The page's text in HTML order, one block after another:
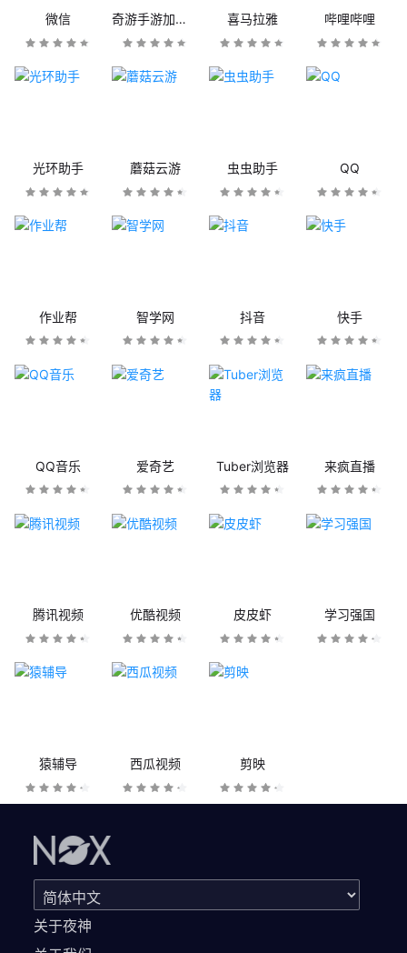
微信 奇游手游加速器 喜马拉雅 哔哩哔哩
光环助手 蘑菇云游 虫虫助手 QQ
作业帮 智学网 抖音 快手
QQ音乐 爱奇艺 Tuber浏览器 来疯直播
腾讯视频 优酷视频 皮皮虾 学习强国
猿辅导 西瓜视频 剪映
关于夜神